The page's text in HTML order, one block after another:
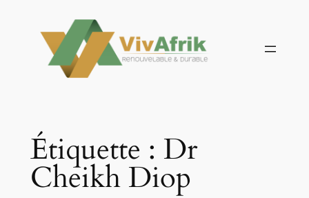
contenu
Étiquette : Dr
Cheikh Diop